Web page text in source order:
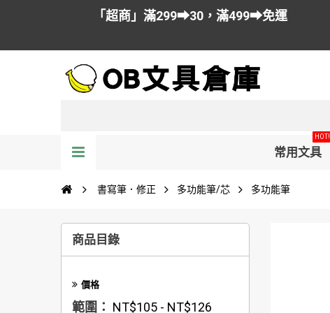
「超商」滿299➡30，滿499➡免運
常用文具
HOT!
書寫筆．修正 多功能筆/芯 多功能筆
商品目錄
價格
範圍： NT$105 - NT$126